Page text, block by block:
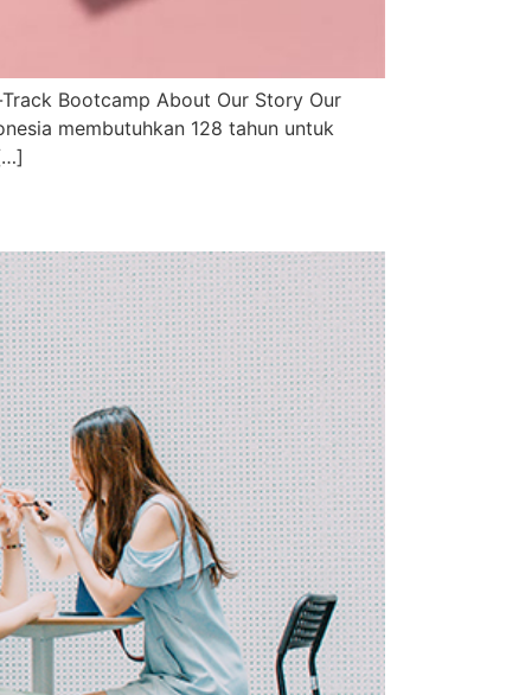
Bootcamp About Our Story Our
membutuhkan 128 tahun untuk